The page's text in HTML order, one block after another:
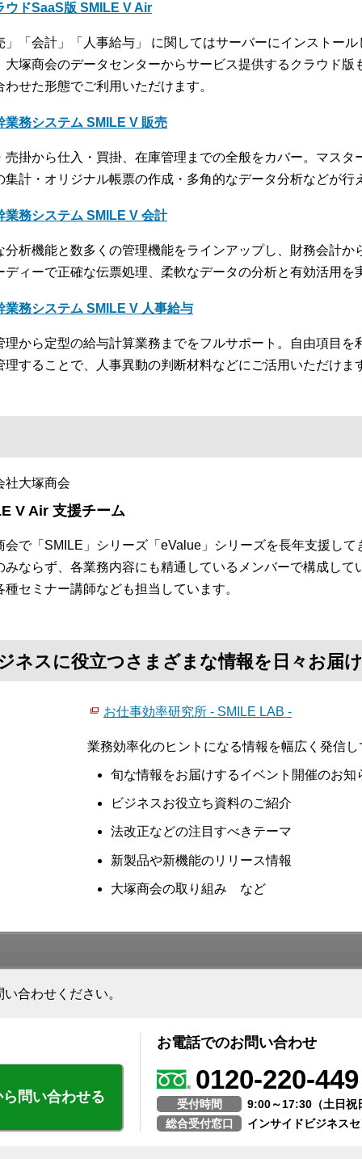
ウドSaaS版 SMILE V Air
」「会計」「人事給与」 に関してはサーバーにインストー
大塚商会のデータセンターからサービス提供するクラウド版
わせた形態でご利用いただけます。
業務システム SMILE V 販売
売掛から仕入・買掛、在庫管理までの全般をカバー。マスタ
集計・オリジナル帳票の作成・多角的なデータ分析などが行
業務システム SMILE V 会計
分析機能と数多くの管理機能をラインアップし、財務会計か
ディーで正確な伝票処理、柔軟なデータの分析と有効活用を
業務システム SMILE V 人事給与
理から定型の給与計算業務までをフルサポート。自由項目を
理することで、人事異動の判断材料などにご活用いただけま
社大塚商会
V Air 支援チーム
会で「SMILE」シリーズ「eValue」シリーズを長年支援し
みならず、各業務内容にも精通しているメンバーで構成して
種セミナー講師なども担当しています。
ネスに役立つさまざまな情報を日々お届
お仕事効率研究所 - SMILE LAB -
業務効率化のヒントになる情報を幅広く発信
旬な情報をお届けするイベント開催のお知
ビジネスお役立ち資料のご紹介
法改正などの注目すべきテーマ
新製品や新機能のリリース情報
大塚商会の取り組み など
合わせください。
問い合わせる
お電話でのお問い合わせ
0120-220-449
受付時間
9:00～17:30（土日祝
総合受付窓口
インサイドビジネス